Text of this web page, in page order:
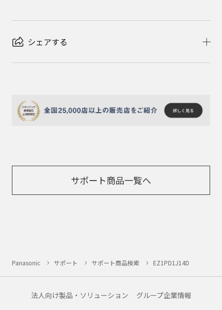
シェアする
サポート商品一覧へ
Panasonic サポート サポート商品検索 EZ1PD1J14D
法人向け製品・ソリューション グループ企業情報